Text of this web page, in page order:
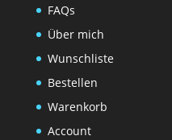
FAQs
Über mich
Wunschliste
Bestellen
Warenkorb
Account